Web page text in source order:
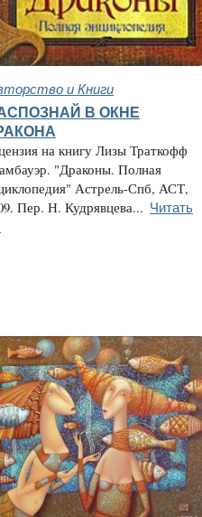
и Книги
В ОКНЕ
на книгу Лизы Траткофф
"Драконы. Полная
Астрель-Спб, АСТ,
Пер. Н. Кудрявцева... Читать